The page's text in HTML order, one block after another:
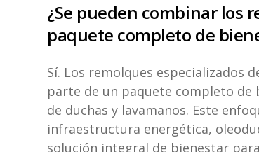
¿Se pueden combinar los
paquete completo de
Sí. Los remolques especializados
parte de un paquete completo de
de duchas y lavamanos. Este
infraestructura energética,
solución integral de bienestar